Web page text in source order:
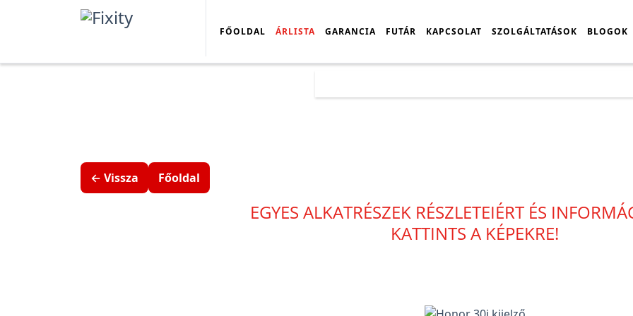
FŐOLDAL ÁRLISTA GARANCIA FUTÁR KAPCSOLAT SZOLGÁLTATÁSOK BLOGOK
← Vissza Főoldal
EGYES ALKATRÉSZEK RÉSZLETEIÉRT ÉS
KATTINTS A KÉPEKRE!